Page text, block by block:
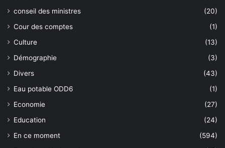
conseil des ministres
(20)
Cour des comptes
(1)
Culture
(13)
Démographie
(3)
Divers
(43)
Eau potable ODD6
(1)
Economie
(27)
Education
(24)
En ce moment
(594)